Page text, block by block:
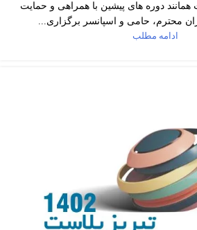
همانند دوره های پیشین با همراهی و حمایت
محترم، حامی و اسپانسر برگزاری...
ادامه مطلب